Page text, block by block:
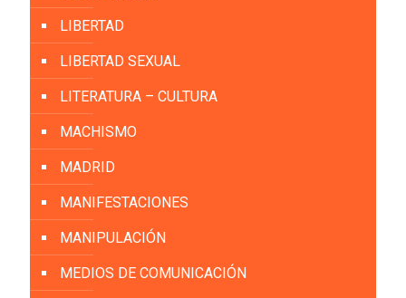
LIBERTAD
LIBERTAD SEXUAL
LITERATURA – CULTURA
MACHISMO
MADRID
MANIFESTACIONES
MANIPULACIÓN
MEDIOS DE COMUNICACIÓN